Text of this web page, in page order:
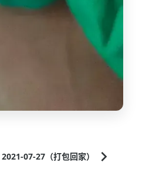
2021-07-27（打包回家）